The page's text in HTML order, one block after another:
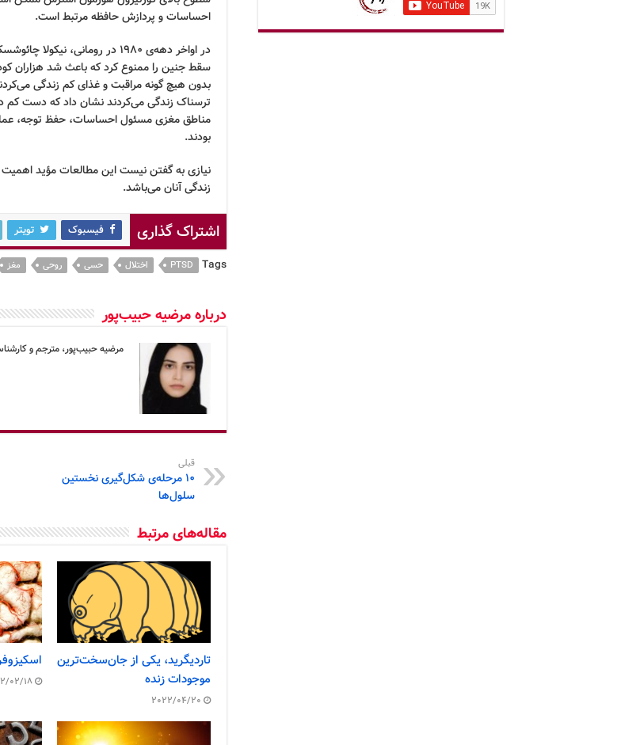
احساسات و پردازش حافظه مرتبط است.
در اواخر دهه‌ی ۱۹۸۰ در
سقط جنین را ممنوع کرد که باعث شد هزاران
بدون هیچ گونه مراقبت و غذای کم زندگی می‌کردند.
ترسناک زندگی می‌کردند نشان داد که دست کم
مناطق مغزی مسئول احساسات، حفظ توجه،
بودند.
نیازی به گفتن نیست این مطالعات مؤید
زندگی آنان می‌باشد.
اشتراک گذاری فیسبوک تویتر
Tags
PTSD اختلال حسی روحی مغز
درباره مرضیه حبیب‌پور
مرضیه حبیب‌پور، مترجم و
قبلی
۱۰ مرحله‌ی شکل‌گیری نخستین
سلول‌ها
مقاله‌های مرتبط
تاردیگرید، یکی از جان‌سخت‌ترین
موجودات زنده
2022/04/20
02/18